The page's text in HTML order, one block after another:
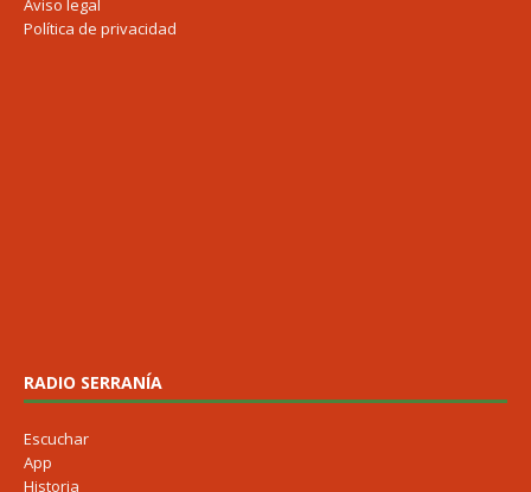
Aviso legal
Política de privacidad
RADIO SERRANÍA
Escuchar
App
Historia